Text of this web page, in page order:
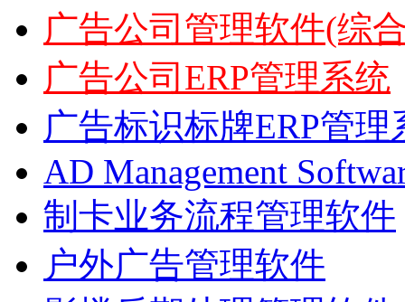
广告公司管理软件(综
广告公司ERP管理系统
广告标识标牌ERP管理
AD Management
制卡业务流程管理软件
户外广告管理软件